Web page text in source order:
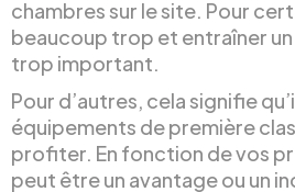
chambres sur le site. Pour
beaucoup trop et entraîner
trop important.
Pour d’autres, cela signifie
équipements de première
profiter. En fonction de vos
peut être un avantage ou un